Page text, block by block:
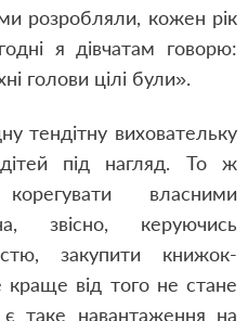
розробляли, кожен рік
я дівчатам говорю:
голови цілі були».
тендітну виховательку
під нагляд. То ж
власними
звісно, керуючись
закупити книжок-
від того не стане
таке навантаження на